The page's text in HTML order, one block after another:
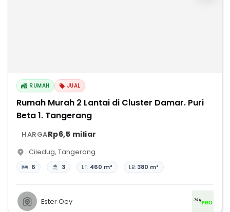
RUMAH JUAL
Rumah Murah 2 Lantai di Cluster Damar. Puri
Beta 1. Tangerang
HARGARp6,5 miliar
Ciledug, Tangerang
6 3 LT: 460 m² LB: 380 m²
Ester Oey